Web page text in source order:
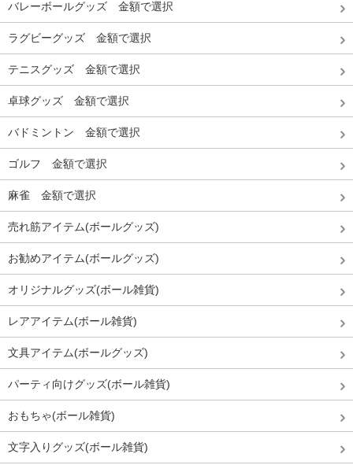
バレーボールグッズ 金額で選択
ラグビーグッズ 金額で選択
テニスグッズ 金額で選択
卓球グッズ 金額で選択
バドミントン 金額で選択
ゴルフ 金額で選択
麻雀 金額で選択
売れ筋アイテム(ボールグッズ)
お勧めアイテム(ボールグッズ)
オリジナルグッズ(ボール雑貨)
レアアイテム(ボール雑貨)
文具アイテム(ボールグッズ)
パーティ向けグッズ(ボール雑貨)
おもちゃ(ボール雑貨)
文字入りグッズ(ボール雑貨)